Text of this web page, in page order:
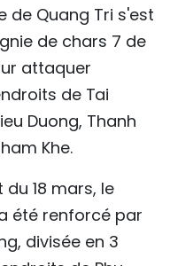
de Quang Tri s'est
de chars 7 de
attaquer
de Tai
Duong, Thanh
Khe.
18 mars, le
été renforcé par
divisée en 3